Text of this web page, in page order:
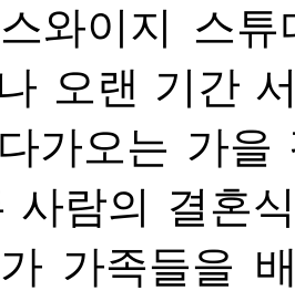
와이지 스
오랜 기간
가오는 가
사람의 결혼
가족들을